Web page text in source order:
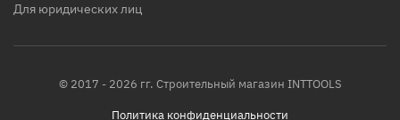
Для юридических лиц
© 2017 - 2026 гг. Строительный магазин INTTOOLS
Политика конфиденциальности